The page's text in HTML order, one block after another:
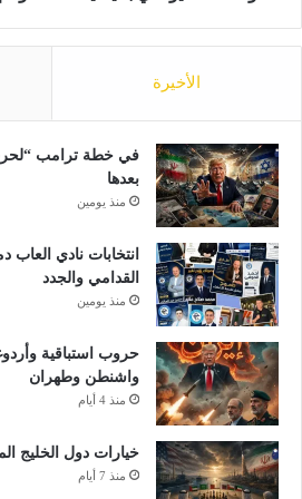
و
س
ط
ن
م
س
د
2
6
م
س
الأخيرة
في خطة ترامب “لحرب
بعدها
منذ يومين
انتخابات نادي
القدامي والجدد
منذ يومين
حروب استباقية
واشنطن وطهران
منذ 4 أيام
خيارات دول الخليج
منذ 7 أيام